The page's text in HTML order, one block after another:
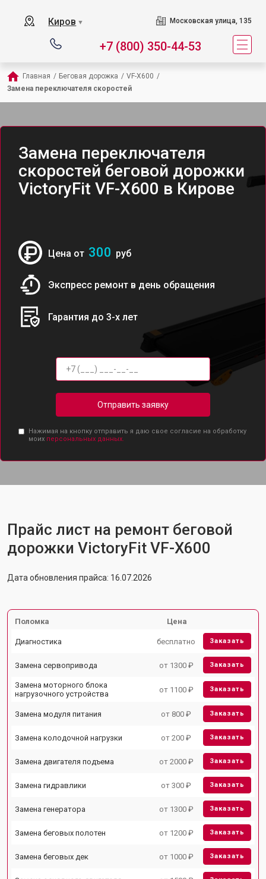
Киров ▼ Московская улица, 135
+7 (800) 350-44-53
Главная / Беговая дорожка / VF-X600 /
Замена переключателя скоростей
Замена переключателя
скоростей беговой дорожки
VictoryFit VF-X600 в Кирове
Цена от 300 руб
Экспресс ремонт в день обращения
Гарантия до 3-х лет
Отправить заявку
Нажимая на кнопку отправить я даю свое согласие на обработку
моих персональных данных.
Прайс лист на ремонт беговой
дорожки VictoryFit VF-X600
Дата обновления прайса: 16.07.2026
Поломка Цена
Диагностика бесплатно Заказать
Замена сервопривода от 1300 ₽ Заказать
Замена моторного блока
нагрузочного устройства
от 1100 ₽ Заказать
Замена модуля питания от 800 ₽ Заказать
Замена колодочной нагрузки от 200 ₽ Заказать
Замена двигателя подъема от 2000 ₽ Заказать
Замена гидравлики от 300 ₽ Заказать
Замена генератора от 1300 ₽ Заказать
Замена беговых полотен от 1200 ₽ Заказать
Замена беговых дек от 1000 ₽ Заказать